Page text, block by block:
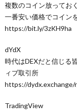
複数のコイン放ってお
一番安い価格でコイン
https://bit.ly/3zKH9ha
dYdX
時代はDEXだと信じる
ィブ取引所
https://
TradingView